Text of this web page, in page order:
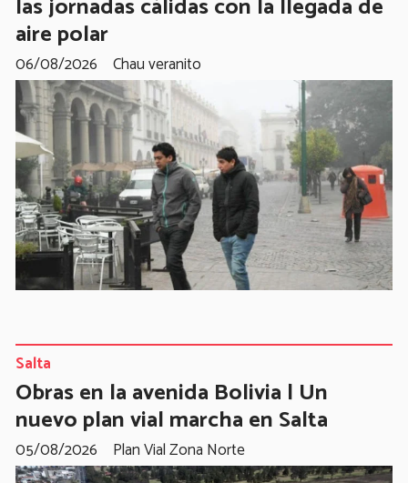
aire polar
Chau veranito
06/08/2026
Obras en la avenida Bolivia | Un
nuevo plan vial marcha en Salta
Plan Vial Zona Norte
Salta
05/08/2026